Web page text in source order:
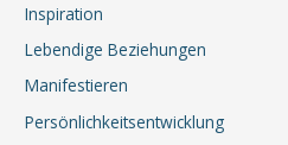
Inspiration
Lebendige Beziehungen
Manifestieren
Persönlichkeitsentwicklung